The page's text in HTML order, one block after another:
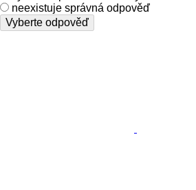
neexistuje správná odpověď
Vyberte odpověď